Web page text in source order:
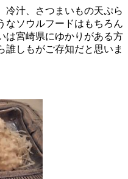
冷汁、さつまいもの天ぷら
なソウルフードはもちろん
は宮崎県にゆかりがある方
誰しもがご存知だと思いま